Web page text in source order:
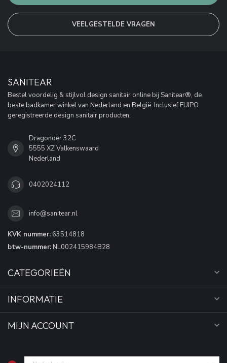
VEELGESTELDE VRAGEN
SANITEAR
Bestel voordelig & stijlvol design sanitair online bij Sanitear®, de
beste badkamer winkel van Nederland en België. Inclusief EUIPO
geregistreerde design sanitair producten.
Dragonder 32C
5555 XZ Valkenswaard
Nederland
0402024112
info@sanitear.nl
KVK nummer: 63514818
btw-nummer: NL002415984B28
CATEGORIEËN
INFORMATIE
MIJN ACCOUNT